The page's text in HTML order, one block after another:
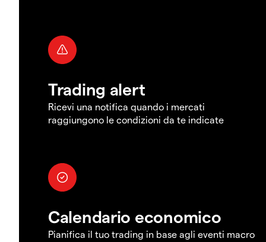
Trading alert
Ricevi una notifica quando i mercati
raggiungono le condizioni da te indicate
Calendario economico
Pianifica il tuo trading in base agli eventi macro